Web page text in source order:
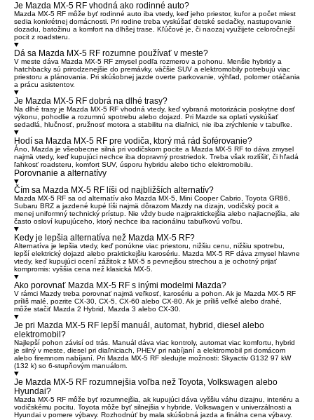
Je Mazda MX-5 RF vhodná ako rodinné auto?
Mazda MX-5 RF môže byť rodinné auto iba vtedy, keď jeho priestor, kufor a počet miest
sedia konkrétnej domácnosti. Pri rodine treba vyskúšať detské sedačky, nastupovanie
dozadu, batožinu a komfort na dlhšej trase. Kľúčové je, či naozaj využijete celoročnejší
pocit z roadsteru.
Dá sa Mazda MX-5 RF rozumne používať v meste?
V meste dáva Mazda MX-5 RF zmysel podľa rozmerov a pohonu. Menšie hybridy a
hatchbacky sú prirodzenejšie do premávky, väčšie SUV a elektromobily potrebujú viac
priestoru a plánovania. Pri skúšobnej jazde overte parkovanie, výhľad, polomer otáčania
a prácu asistentov.
Je Mazda MX-5 RF dobrá na dlhé trasy?
Na dlhé trasy je Mazda MX-5 RF vhodná vtedy, keď vybraná motorizácia poskytne dosť
výkonu, pohodlie a rozumnú spotrebu alebo dojazd. Pri Mazde sa oplatí vyskúšať
sedadlá, hlučnosť, pružnosť motora a stabilitu na diaľnici, nie iba zrýchlenie v tabuľke.
Hodí sa Mazda MX-5 RF pre vodiča, ktorý má rád šoférovanie?
Áno, Mazda je všeobecne silná pri vodičskom pocite a Mazda MX-5 RF to dáva zmysel
najmä vtedy, keď kupujúci nechce iba dopravný prostriedok. Treba však rozlíšiť, či hľadá
ľahkosť roadsteru, komfort SUV, úsporu hybridu alebo ticho elektromobilu.
Porovnanie a alternatívy
Čím sa Mazda MX-5 RF líši od najbližších alternatív?
Mazda MX-5 RF sa od alternatív ako Mazda MX-5, Mini Cooper Cabrio, Toyota GR86,
Subaru BRZ a jazdené kupé líši najmä dôrazom Mazdy na dizajn, vodičský pocit a
menej uniformný technický prístup. Nie vždy bude najpraktickejšia alebo najlacnejšia, ale
často osloví kupujúceho, ktorý nechce iba racionálnu tabuľkovú voľbu.
Kedy je lepšia alternatíva než Mazda MX-5 RF?
Alternatíva je lepšia vtedy, keď ponúkne viac priestoru, nižšiu cenu, nižšiu spotrebu,
lepší elektrický dojazd alebo praktickejšiu karosériu. Mazda MX-5 RF dáva zmysel hlavne
vtedy, keď kupujúci ocení zážitok z MX-5 s pevnejšou strechou a je ochotný prijať
kompromis: vyššia cena než klasická MX-5.
Ako porovnať Mazda MX-5 RF s inými modelmi Mazda?
V rámci Mazdy treba porovnať najmä veľkosť, karosériu a pohon. Ak je Mazda MX-5 RF
príliš malé, pozrite CX-30, CX-5, CX-60 alebo CX-80. Ak je príliš veľké alebo drahé,
môže stačiť Mazda 2 Hybrid, Mazda 3 alebo CX-30.
Je pri Mazda MX-5 RF lepší manuál, automat, hybrid, diesel alebo
elektromobil?
Najlepší pohon závisí od trás. Manuál dáva viac kontroly, automat viac komfortu, hybrid
je silný v meste, diesel pri diaľniciach, PHEV pri nabíjaní a elektromobil pri domácom
alebo firemnom nabíjaní. Pri Mazda MX-5 RF sledujte možnosti: Skyactiv G132 97 kW
(132 k) so 6-stupňovým manuálom.
Je Mazda MX-5 RF rozumnejšia voľba než Toyota, Volkswagen alebo
Hyundai?
Mazda MX-5 RF môže byť rozumnejšia, ak kupujúci dáva vyššiu váhu dizajnu, interiéru a
vodičskému pocitu. Toyota môže byť silnejšia v hybride, Volkswagen v univerzálnosti a
Hyundai v pomere výbavy. Rozhodnúť by mala skúšobná jazda a finálna cena výbavy.